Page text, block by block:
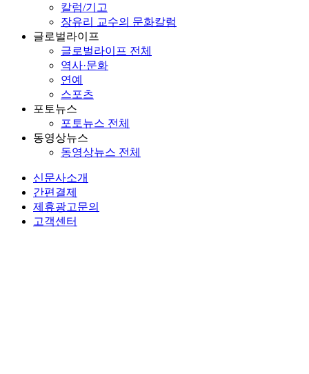
칼럼/기고
장유리 교수의 문화칼럼
글로벌라이프
글로벌라이프 전체
역사·문화
연예
스포츠
포토뉴스
포토뉴스 전체
동영상뉴스
동영상뉴스 전체
신문사소개
간편결제
제휴광고문의
고객센터